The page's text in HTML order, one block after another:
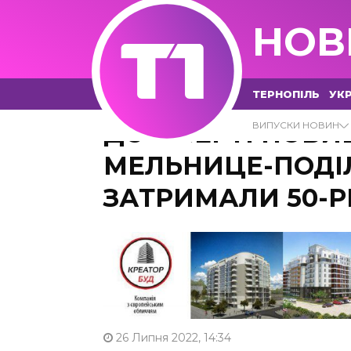
ТЕРНОПІЛЬ
ВИПУСКИ НОВИН
ДО СМЕРТІ
МЕЛЬНИЦЕ-
ЗАТРИМАЛИ 50-
26 Липня 2022, 14:34